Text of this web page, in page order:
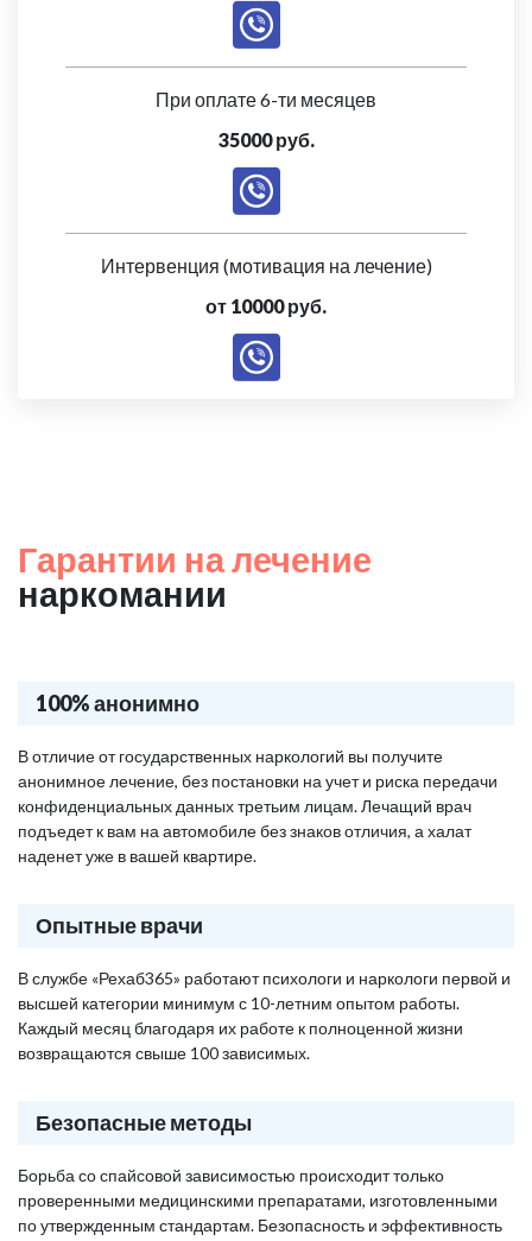
При оплате 6-ти месяцев
35000 руб.
Интервенция (мотивация на лечение)
от 10000 руб.
Гарантии на лечение
наркомании
100% анонимно
В отличие от государственных наркологий вы получите
анонимное лечение, без постановки на учет и риска передачи
конфиденциальных данных третьим лицам. Лечащий врач
подъедет к вам на автомобиле без знаков отличия, а халат
наденет уже в вашей квартире.
Опытные врачи
В службе «Рехаб365» работают психологи и наркологи первой и
высшей категории минимум с 10-летним опытом работы.
Каждый месяц благодаря их работе к полноценной жизни
возвращаются свыше 100 зависимых.
Безопасные методы
Борьба со спайсовой зависимостью происходит только
проверенными медицинскими препаратами, изготовленными
по утвержденным стандартам. Безопасность и эффективность